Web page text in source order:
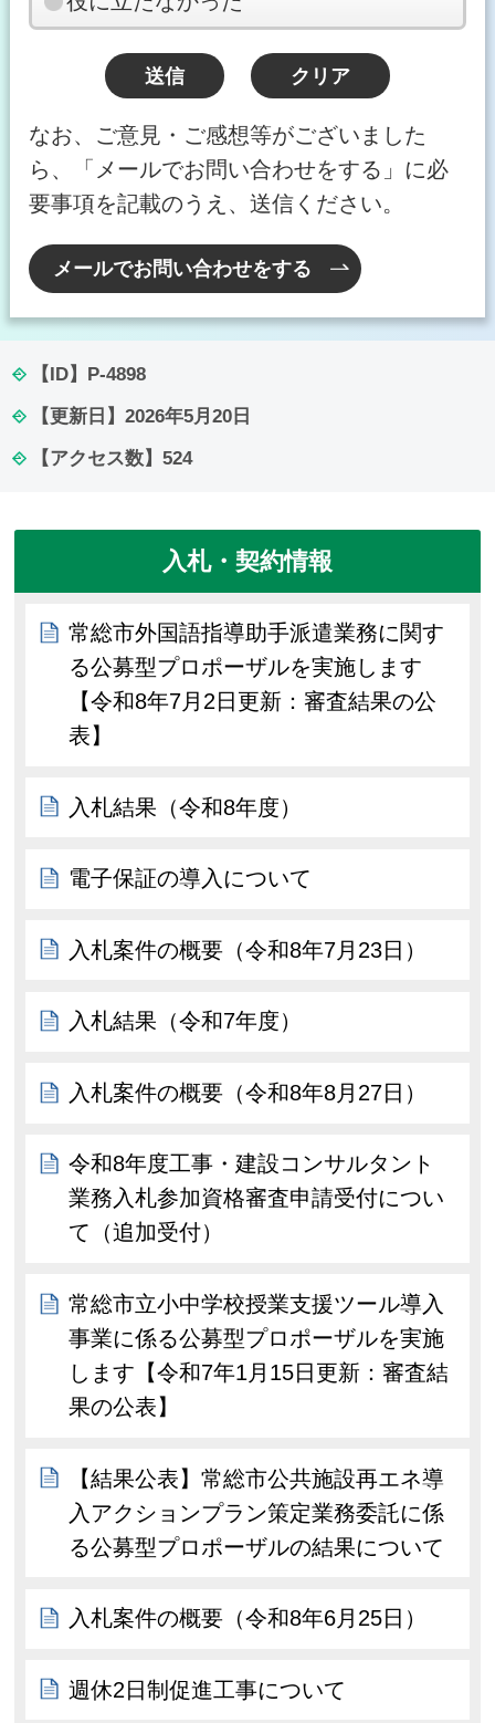
なお、ご意見・ご感想等がございました
ら、「メールでお問い合わせをする」に必
要事項を記載のうえ、送信ください。
メールでお問い合わせをする
【ID】 P-4898
【更新日】 2026年5月20日
【アクセス数】 524
入札・契約情報
常総市外国語指導助手派遣業務に関す
る公募型プロポーザルを実施します
【令和8年7月2日更新：審査結果の公
表】
入札結果（令和8年度）
電子保証の導入について
入札案件の概要（令和8年7月23日）
入札結果（令和7年度）
入札案件の概要（令和8年8月27日）
令和8年度工事・建設コンサルタント
業務入札参加資格審査申請受付につい
て（追加受付）
常総市立小中学校授業支援ツール導入
事業に係る公募型プロポーザルを実施
します【令和7年1月15日更新：審査結
果の公表】
【結果公表】常総市公共施設再エネ導
入アクションプラン策定業務委託に係
る公募型プロポーザルの結果について
入札案件の概要（令和8年6月25日）
週休2日制促進工事について